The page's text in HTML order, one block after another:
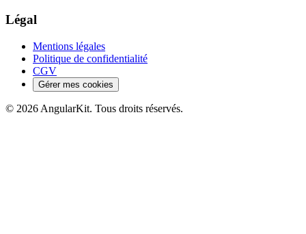
Légal
Mentions légales
Politique de confidentialité
CGV
Gérer mes cookies
© 2026 AngularKit. Tous droits réservés.